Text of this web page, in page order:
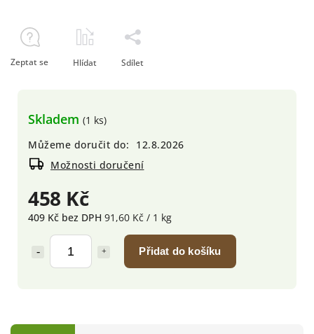
458 Kč
409 Kč bez DPH 91,60 Kč / 1 kg
Přidat do košíku
Skladem (1 ks)
Můžeme doručit do:
12.8.2026
Možnosti doručení
Zeptat se Hlídat Sdílet